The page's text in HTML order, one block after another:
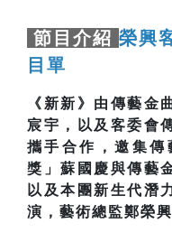
節目介紹 榮興
目單
《新新》由傳藝金
宸宇，以及客委會
攜手合作，邀集傳
獎」蘇國慶與傳藝
以及本團新生代潛
演，藝術總監鄭榮興